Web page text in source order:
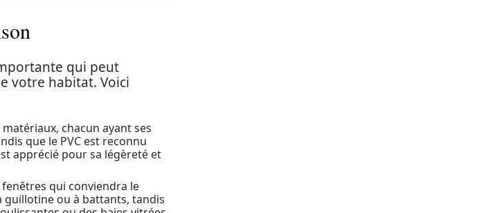
qui peut
votre habitat. Voici
chacun ayant ses
que le PVC est reconnu
apprécié pour sa légèreté et
qui conviendra le
guillotine ou à battants, tandis